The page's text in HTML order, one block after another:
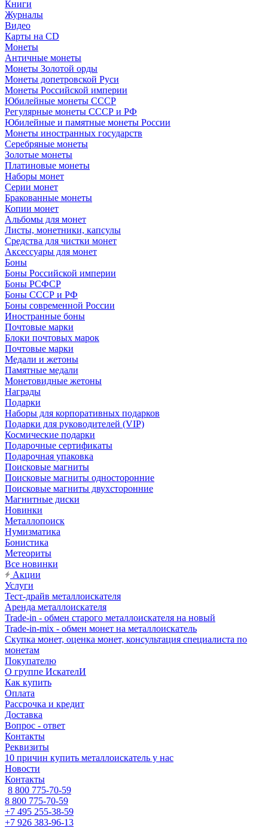
Книги
Журналы
Видео
Карты на CD
Монеты
Античные монеты
Монеты Золотой орды
Монеты допетровской Руси
Монеты Российской империи
Юбилейные монеты СССР
Регулярные монеты СССР и РФ
Юбилейные и памятные монеты России
Монеты иностранных государств
Серебряные монеты
Золотые монеты
Платиновые монеты
Наборы монет
Серии монет
Бракованные монеты
Копии монет
Альбомы для монет
Листы, монетники, капсулы
Средства для чистки монет
Аксессуары для монет
Боны
Боны Российской империи
Боны РСФСР
Боны СССР и РФ
Боны современной России
Иностранные боны
Почтовые марки
Блоки почтовых марок
Почтовые марки
Медали и жетоны
Памятные медали
Монетовидные жетоны
Награды
Подарки
Наборы для корпоративных подарков
Подарки для руководителей (VIP)
Космические подарки
Подарочные сертификаты
Подарочная упаковка
Поисковые магниты
Поисковые магниты односторонние
Поисковые магниты двухсторонние
Магнитные диски
Новинки
Металлопоиск
Нумизматика
Бонистика
Метеориты
Все новинки
Акции
Услуги
Тест-драйв металлоискателя
Аренда металлоискателя
Trade-in - обмен старого металлоискателя на новый
Trade-in-mix - обмен монет на металлоискатель
Скупка монет, оценка монет, консультация специалиста по
монетам
Покупателю
О группе ИскателИ
Как купить
Оплата
Рассрочка и кредит
Доставка
Вопрос - ответ
Контакты
Реквизиты
10 причин купить металлоискатель у нас
Новости
Контакты
8 800 775-70-59
8 800 775-70-59
+7 495 255-38-59
+7 926 383-96-13